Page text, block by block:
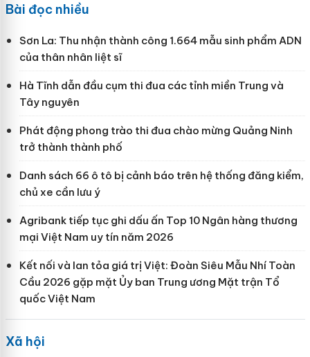
Bài đọc nhiều
Sơn La: Thu nhận thành công 1.664 mẫu sinh phẩm ADN
của thân nhân liệt sĩ
Hà Tĩnh dẫn đầu cụm thi đua các tỉnh miền Trung và
Tây nguyên
Phát động phong trào thi đua chào mừng Quảng Ninh
trở thành thành phố
Danh sách 66 ô tô bị cảnh báo trên hệ thống đăng kiểm,
chủ xe cần lưu ý
Agribank tiếp tục ghi dấu ấn Top 10 Ngân hàng thương
mại Việt Nam uy tín năm 2026
Kết nối và lan tỏa giá trị Việt: Đoàn Siêu Mẫu Nhí Toàn
Cầu 2026 gặp mặt Ủy ban Trung ương Mặt trận Tổ
quốc Việt Nam
Xã hội